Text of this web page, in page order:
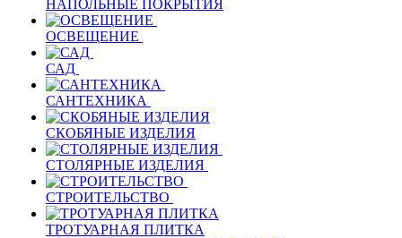
НАПОЛЬНЫЕ ПОКРЫТИЯ
ОСВЕЩЕНИЕ
САД
САНТЕХНИКА
СКОБЯНЫЕ ИЗДЕЛИЯ
СТОЛЯРНЫЕ ИЗДЕЛИЯ
СТРОИТЕЛЬСТВО
ТРОТУАРНАЯ ПЛИТКА